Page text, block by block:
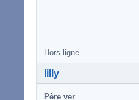
Hors ligne
lilly
Père ver